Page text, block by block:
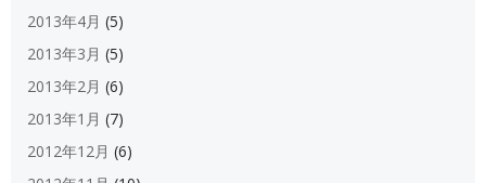
2013年4月 (5)
2013年3月 (5)
2013年2月 (6)
2013年1月 (7)
2012年12月 (6)